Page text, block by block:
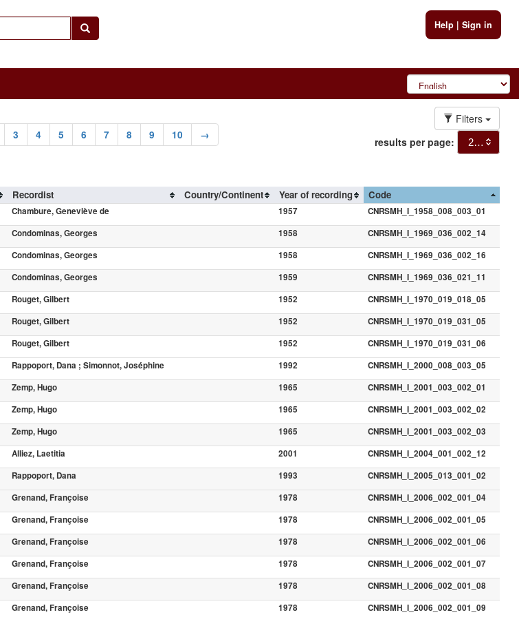
Help| Sign in
3 4 5 6 7 8 9 10 →
Filters
results per page:
20
Recordist Country/Continent Year of recording Code
Chambure, Geneviève de 1957
CNRSMH_I_1958_008_003_01
Condominas, Georges 1958
CNRSMH_I_1969_036_002_14
Condominas, Georges 1958
CNRSMH_I_1969_036_002_16
Condominas, Georges 1959
CNRSMH_I_1969_036_021_11
Rouget, Gilbert 1952
CNRSMH_I_1970_019_018_05
Rouget, Gilbert 1952
CNRSMH_I_1970_019_031_05
Rouget, Gilbert 1952
CNRSMH_I_1970_019_031_06
Rappoport, Dana ; Simonnot, Joséphine 1992
CNRSMH_I_2000_008_003_05
Zemp, Hugo 1965
CNRSMH_I_2001_003_002_01
Zemp, Hugo 1965
CNRSMH_I_2001_003_002_02
Zemp, Hugo 1965
CNRSMH_I_2001_003_002_03
Alliez, Laetitia 2001
CNRSMH_I_2004_001_002_12
Rappoport, Dana 1993
CNRSMH_I_2005_013_001_02
Grenand, Françoise 1978
CNRSMH_I_2006_002_001_04
Grenand, Françoise 1978
CNRSMH_I_2006_002_001_05
Grenand, Françoise 1978
CNRSMH_I_2006_002_001_06
Grenand, Françoise 1978
CNRSMH_I_2006_002_001_07
Grenand, Françoise 1978
CNRSMH_I_2006_002_001_08
Grenand, Françoise 1978 CNRSMH_I_2006_002_001_09